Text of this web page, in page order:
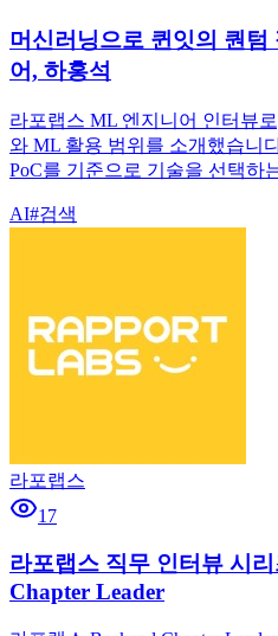
머신러닝으로 퀸잇의 퀀텀
어, 하홍석
라포랩스 ML 엔지니어 인터뷰
와 ML 활용 범위를 소개했습니
PoC를 기준으로 기술을 선택하
AI#검색
라포랩스
17
라포랩스 직무 인터뷰 시
Chapter Leader